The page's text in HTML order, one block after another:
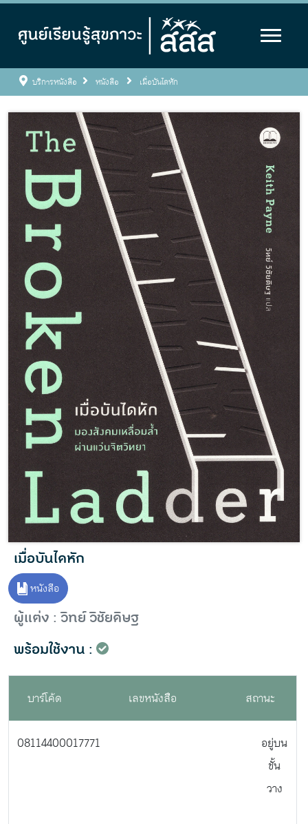
บริการหนังสือ หนังสือ เมื่อบันไดหัก
เมื่อบันไดหัก
หนังสือ
ผู้แต่ง : วิทย์ วิชัยดิษฐ
พร้อมใช้งาน :
บาร์โค้ด เลขหนังสือ สถานะ
08114400017771
อยู่บน
ชั้น
วาง